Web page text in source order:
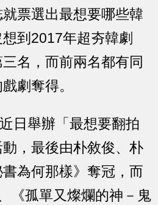
票選出最想要哪些韓
到2017年超夯韓劇
三名，而前兩名都有同
劇奪得。
日舉辦「最想要翻拍
，最後由朴敘俊、朴
為何那樣》奪冠，而
《孤單又燦爛的神－鬼